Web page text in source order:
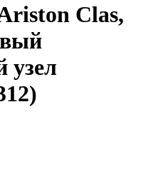
Clas,
узел